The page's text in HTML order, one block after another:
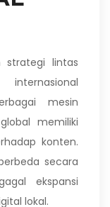
strategi lintas
mesin
memiliki
konten.
secara
ekspansi
lokal.